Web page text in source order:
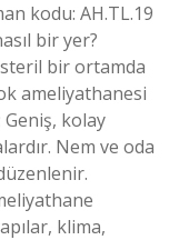
kodu: AH.TL.19
bir yer?
bir ortamda
ameliyathanesi
kolay
Nem ve oda
klima,